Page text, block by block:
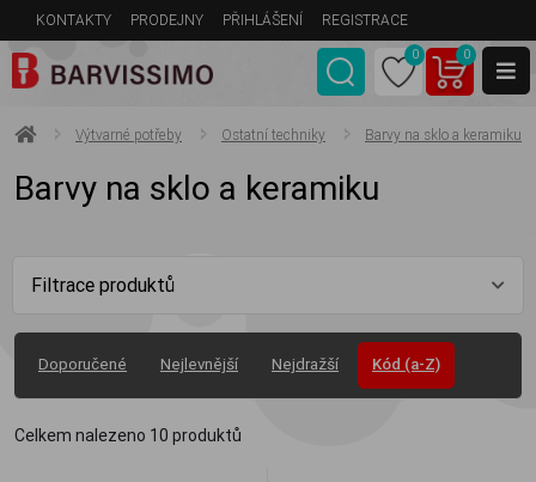
KONTAKTY PRODEJNY PŘIHLÁŠENÍ REGISTRACE
0 0
Výtvarné potřeby Ostatní techniky Barvy na sklo a keramiku
Barvy na sklo a keramiku
Filtrace produktů
Doporučené Nejlevnější Nejdražší Kód (a-Z)
Celkem nalezeno 10 produktů